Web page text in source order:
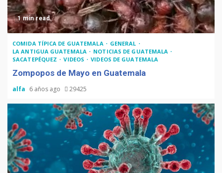
1 min read
COMIDA TÍPICA DE GUATEMALA
GENERAL
LA ANTIGUA GUATEMALA
NOTICIAS DE GUATEMALA
SACATEPÉQUEZ
VIDEOS VIDEOS DE GUATEMALA
Zompopos de Mayo en Guatemala
alfa 6 años ago 29425